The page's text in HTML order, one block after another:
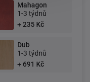
Mahagon
1-3 týdnů
+ 235 Kč
Dub
1-3 týdnů
+ 691 Kč